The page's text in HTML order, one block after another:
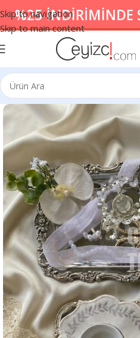
Skip to navigation
Skip to main content
%25 İNDİRİMİNDE